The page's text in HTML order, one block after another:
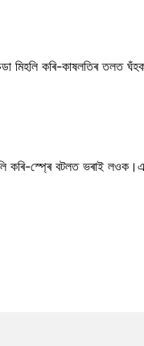
মিহলি কৰি-কাষলতিৰ তলত
কৰি-স্প্ৰে বটলত ভৰাই